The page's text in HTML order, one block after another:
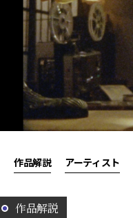
作品解説 アーティスト
作品解説